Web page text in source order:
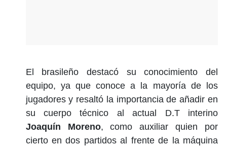
El brasileño destacó su conocimiento del
equipo, ya que conoce a la mayoría de los
jugadores y resaltó la importancia de añadir en
su cuerpo técnico al actual D.T interino
Joaquín Moreno, como auxiliar quien por
cierto en dos partidos al frente de la máquina